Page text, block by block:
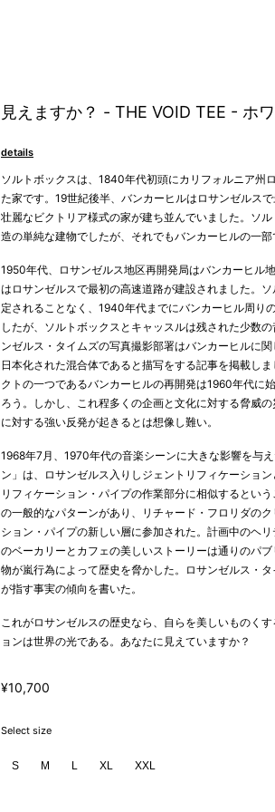
見えますか？ - THE VOID TEE - ホ
details
ソルトボックスは、1840年代初頭にカリフォルニア州
た家です。19世紀後半、バンカーヒルはロサンゼルス
壮麗なビクトリア様式の家が建ち並んでいました。ソ
造の単純な建物でしたが、それでもバンカーヒルの一部
1950年代、ロサンゼルス地区再開発局はバンカーヒル
はロサンゼルスで最初の高速道路が建設されました。
定されることなく、1940年代までにバンカーヒル周り
したが、ソルトボックスとキャッスルは残された少数
ンゼルス・タイムズの写真撮影部署はバンカーヒルに
日本化された混合体であると描写をする記事を掲載し
クトの一つであるバンカーヒルの再開発は1960年代に
ろう。しかし、これ程多くの企画と文化に対する脅威
に対する強い反発が起きるとは想像し難い。
1968年7月、1970年代の音楽シーンに大きな影響を与
ン」は、ロサンゼルス入りしジェントリフィケーショ
リフィケーション・パイプの作業部分に相似するとい
の一般的なパターンがあり、リチャード・フロリダの
ション・パイプの新しい層に参加された。計画中のヘ
のベーカリーとカフェの美しいストーリーは通りのパ
物が嵐行為によって歴史を脅かした。ロサンゼルス・
が指す事実の傾向を書いた。
これがロサンゼルスの歴史なら、自らを美しいものく
ョンは世界の光である。あなたに見えていますか？
¥10,700
Select size
S M L XL XXL